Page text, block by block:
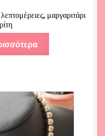
μαργαριτάρι